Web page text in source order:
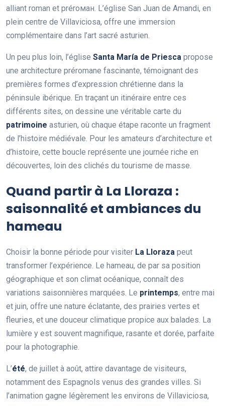
alliant roman et préroман. L’église San Juan de Amandi, en
plein centre de Villaviciosa, offre une immersion
complémentaire dans l’art sacré asturien.
Un peu plus loin, l’église Santa María de Priesca propose
une architecture préromane fascinante, témoignant des
premières formes d’expression chrétienne dans la
péninsule ibérique. En traçant un itinéraire entre ces
différents sites, on dessine une véritable carte du
patrimoine asturien, où chaque étape raconte un fragment
de l’histoire médiévale. Pour les amateurs d’architecture et
d’histoire, cette boucle représente une journée riche en
découvertes, loin des clichés du tourisme de masse.
Quand partir à La Lloraza :
saisonnalité et ambiances du
hameau
Choisir la bonne période pour visiter La Lloraza peut
transformer l’expérience. Le hameau, de par sa position
géographique et son climat océanique, connaît des
variations saisonnières marquées. Le printemps, entre mai
et juin, offre une nature éclatante, des prairies vertes et
fleuries, et une douceur climatique propice aux balades. La
lumière y est souvent magnifique, rasante et dorée, parfaite
pour la photographie.
L’été, de juillet à août, attire davantage de visiteurs,
notamment des Espagnols venus des grandes villes. Si
l’animation gagne légèrement les environs de Villaviciosa,